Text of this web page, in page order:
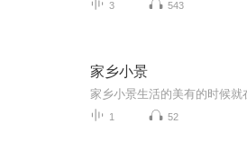
3 543
家乡小景
1 52